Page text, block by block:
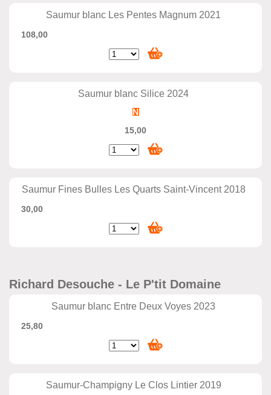
Saumur blanc Les Pentes Magnum 2021
108,00
Saumur blanc Silice 2024
15,00
Saumur Fines Bulles Les Quarts Saint-Vincent 2018
30,00
Richard Desouche - Le P'tit Domaine
Saumur blanc Entre Deux Voyes 2023
25,80
Saumur-Champigny Le Clos Lintier 2019